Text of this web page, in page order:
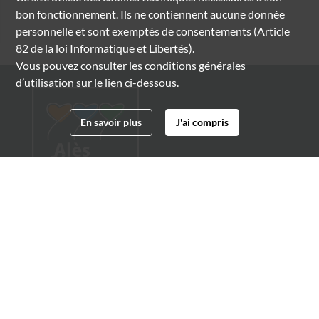
bon fonctionnement. Ils ne contiennent aucune donnée
personnelle et sont exemptés de consentements (Article
82 de la loi Informatique et Libertés).
Vous pouvez consulter les conditions générales
d’utilisation sur le lien ci-dessous.
En savoir plus J'ai compris